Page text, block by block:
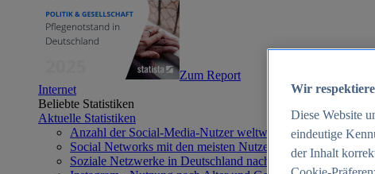
Zum Report
Internet
Beliebte Statistiken
Aktuelle Statistiken
Anzahl der Social-Media-Nutzer weltweit 2012-2025
Social Networks mit den meisten Nutzern weltweit 2025
Soziale Netzwerke in Deutschland nach Generationen 2025
Wir
Diese Website
eindeutige
der Inhalt